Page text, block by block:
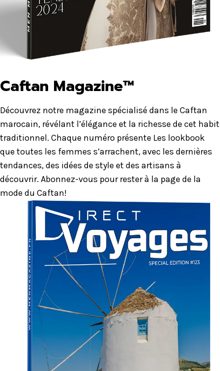
Caftan Magazine™
Découvrez notre magazine spécialisé dans le Caftan
marocain, révélant l’élégance et la richesse de cet habit
traditionnel. Chaque numéro présente Les lookbook
que toutes les femmes s’arrachent, avec les dernières
tendances, des idées de style et des artisans à
découvrir. Abonnez-vous pour rester à la page de la
mode du Caftan!